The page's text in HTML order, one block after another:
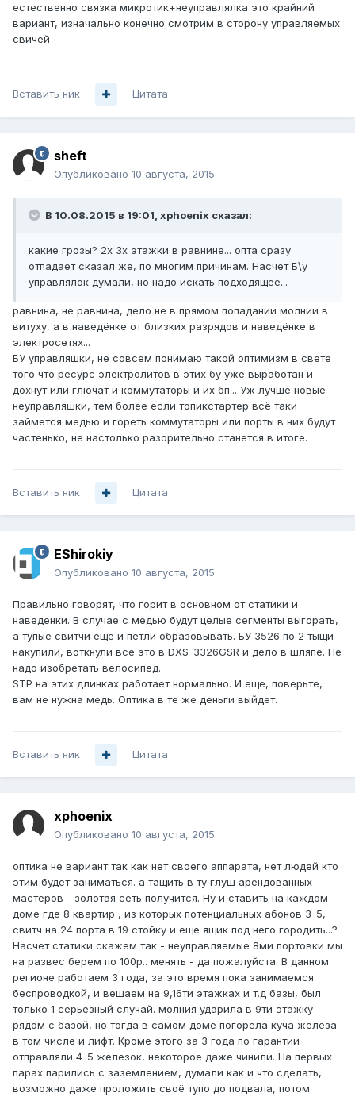
естественно связка микротик+неуправлялка это крайний
вариант, изначально конечно смотрим в сторону управляемых
свичей
Вставить ник Цитата
sheft
Опубликовано 10 августа, 2015
В 10.08.2015 в 19:01, xphoenix сказал:
какие грозы? 2х 3х этажки в равнине... опта сразу
отпадает сказал же, по многим причинам. Насчет Б\у
управлялок думали, но надо искать подходящее...
равнина, не равнина, дело не в прямом попадании молнии в
витуху, а в наведёнке от близких разрядов и наведёнке в
электросетях...
БУ управляшки, не совсем понимаю такой оптимизм в свете
того что ресурс электролитов в этих бу уже выработан и
дохнут или глючат и коммутаторы и их бп... Уж лучше новые
неуправляшки, тем более если топикстартер всё таки
займется медью и гореть коммутаторы или порты в них будут
частенько, не настолько разорительно станется в итоге.
Вставить ник Цитата
EShirokiy
Опубликовано 10 августа, 2015
Правильно говорят, что горит в основном от статики и
наведенки. В случае с медью будут целые сегменты выгорать,
а тупые свитчи еще и петли образовывать. БУ 3526 по 2 тыщи
накупили, воткнули все это в DXS-3326GSR и дело в шляпе. Не
надо изобретать велосипед.
STP на этих длинках работает нормально. И еще, поверьте,
вам не нужна медь. Оптика в те же деньги выйдет.
Вставить ник Цитата
xphoenix
Опубликовано 10 августа, 2015
оптика не вариант так как нет своего аппарата, нет людей кто
этим будет заниматься. а тащить в ту глуш арендованных
мастеров - золотая сеть получится. Ну и ставить на каждом
доме где 8 квартир , из которых потенциальных абонов 3-5,
свитч на 24 порта в 19 стойку и еще ящик под него городить...?
Насчет статики скажем так - неуправляемые 8ми портовки мы
на развес берем по 100р.. менять - да пожалуйста. В данном
регионе работаем 3 года, за это время пока занимаемся
беспроводкой, и вешаем на 9,16ти этажках и т.д базы, был
только 1 серьезный случай. молния ударила в 9ти этажку
рядом с базой, но тогда в самом доме погорела куча железа
в том числе и лифт. Кроме этого за 3 года по гарантии
отправляли 4-5 железок, некоторое даже чинили. На первых
парах парились с заземлением, думали как и что сделать,
возможно даже проложить своё тупо до подвала, потом